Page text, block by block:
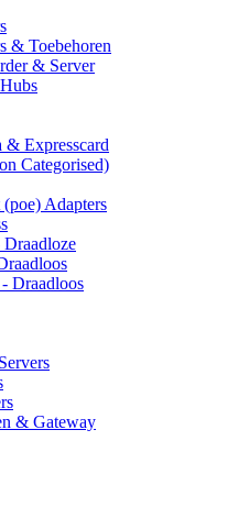
& Toebehoren
& Server
& Expresscard
Categorised)
Adapters
Draadloze
Draadloos
& Gateway